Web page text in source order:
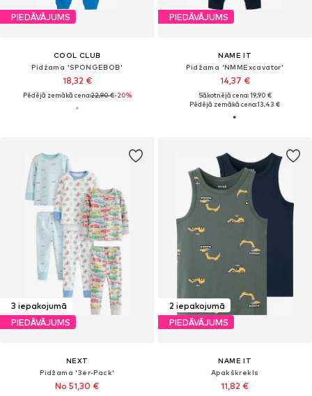
PIEDĀVĀJUMS
COOL CLUB
Pidžama 'SPONGEBOB'
18,32 €
Pēdējā zemākā cena:22,90 €-20%
PIEDĀVĀJUMS
NAME IT
Pidžama 'NMMExcavator'
14,37 €
Sākotnējā cena: 19,90 €
Pēdējā zemākā cena:13,43 €
3 iepakojumā
PIEDĀVĀJUMS
NEXT
Pidžama '3er-Pack'
No 51,30 €
2 iepakojumā
PIEDĀVĀJUMS
NAME IT
Apakškrekls
11,82 €